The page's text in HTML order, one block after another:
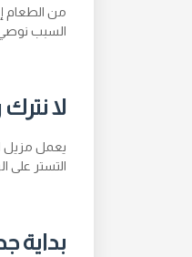
من الطعام
السبب نوصي
لا نترك
يعمل مزيل
التستر على
بداية